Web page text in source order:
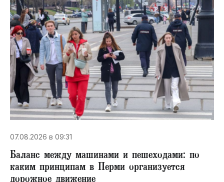
07.08.2026 в 09:31
Баланс между машинами и пешеходами: по
каким принципам в Перми организуется